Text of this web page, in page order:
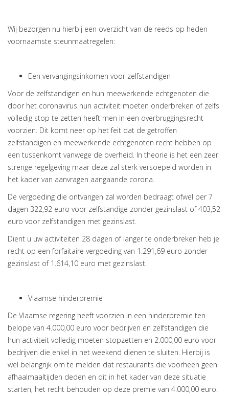
Wij bezorgen nu hierbij een overzicht van de reeds op heden
voornaamste steunmaatregelen:
Een vervangingsinkomen voor zelfstandigen
Voor de zelfstandigen en hun meewerkende echtgenoten die
door het coronavirus hun activiteit moeten onderbreken of zelfs
volledig stop te zetten heeft men in een overbruggingsrecht
voorzien. Dit komt neer op het feit dat de getroffen
zelfstandigen en meewerkende echtgenoten recht hebben op
een tussenkomt vanwege de overheid. In theorie is het een zeer
strenge regelgeving maar deze zal sterk versoepeld worden in
het kader van aanvragen aangaande corona.
De vergoeding die ontvangen zal worden bedraagt ofwel per 7
dagen 322,92 euro voor zelfstandige zonder gezinslast of 403,52
euro voor zelfstandigen met gezinslast.
Dient u uw activiteiten 28 dagen of langer te onderbreken heb je
recht op een forfaitaire vergoeding van 1.291,69 euro zonder
gezinslast of 1.614,10 euro met gezinslast.
Vlaamse hinderpremie
De Vlaamse regering heeft voorzien in een hinderpremie ten
belope van 4.000,00 euro voor bedrijven en zelfstandigen die
hun activiteit volledig moeten stopzetten en 2.000,00 euro voor
bedrijven die enkel in het weekend dienen te sluiten. Hierbij is
wel belangrijk om te melden dat restaurants die voorheen geen
afhaalmaaltijden deden en dit in het kader van deze situatie
starten, het recht behouden op deze premie van 4.000,00 euro.